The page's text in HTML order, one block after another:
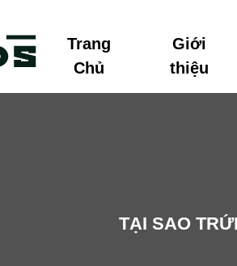
Trang
Chủ
Giới
thiệu
TẠI SAO